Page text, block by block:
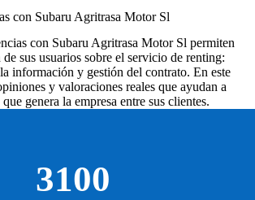
con Subaru Agritrasa Motor Sl
con Subaru Agritrasa Motor Sl permiten
sus usuarios sobre el servicio de renting:
información y gestión del contrato. En este
y valoraciones reales que ayudan a
genera la empresa entre sus clientes.
3100